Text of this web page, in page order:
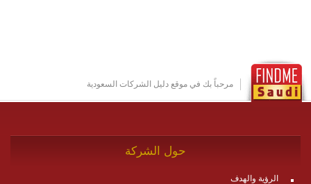
http://www.plutosms.com/zagel
مرحباً بك في موقع دليل الشركات السعودية
حول الشركة
الرؤية والهدف